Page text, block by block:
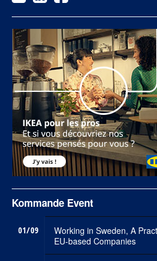
Kommande Event
01/09
Working in Sweden, A
EU-based Companies